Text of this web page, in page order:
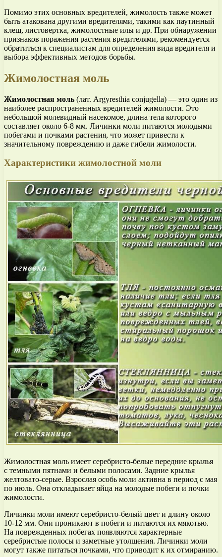
Помимо этих основных вредителей, жимолость также может
быть атакована другими вредителями, такими как паутинный
клещ, листовертка, жимолостные илы и др. При обнаружении
признаков поражения растения вредителями, рекомендуется
обратиться к специалистам для определения вида вредителя и
выбора эффективных методов борьбы.
Жимолостная моль
Жимолостная моль (лат. Argyresthia conjugella) — это один из
наиболее распространенных вредителей жимолости. Это
небольшой молевидный насекомое, длина тела которого
составляет около 6-8 мм. Личинки моли питаются молодыми
побегами и почками растения, что может привести к
значительному повреждению и даже гибели жимолости.
Характеристики жимолостной моли
Жимолостная моль имеет серебристо-белые передние крылья
с темными пятнами и белыми полосами. Задние крылья
желтовато-серые. Взрослая особь моли активна в период с мая
по июль. Она откладывает яйца на молодые побеги и почки
жимолости.
Личинки моли имеют серебристо-белый цвет и длину около
10-12 мм. Они проникают в побеги и питаются их мякотью.
На поврежденных побегах появляются характерные
серебристые полосы и заметные утолщения. Личинки моли
могут также питаться почками, что приводит к их отмиранию.